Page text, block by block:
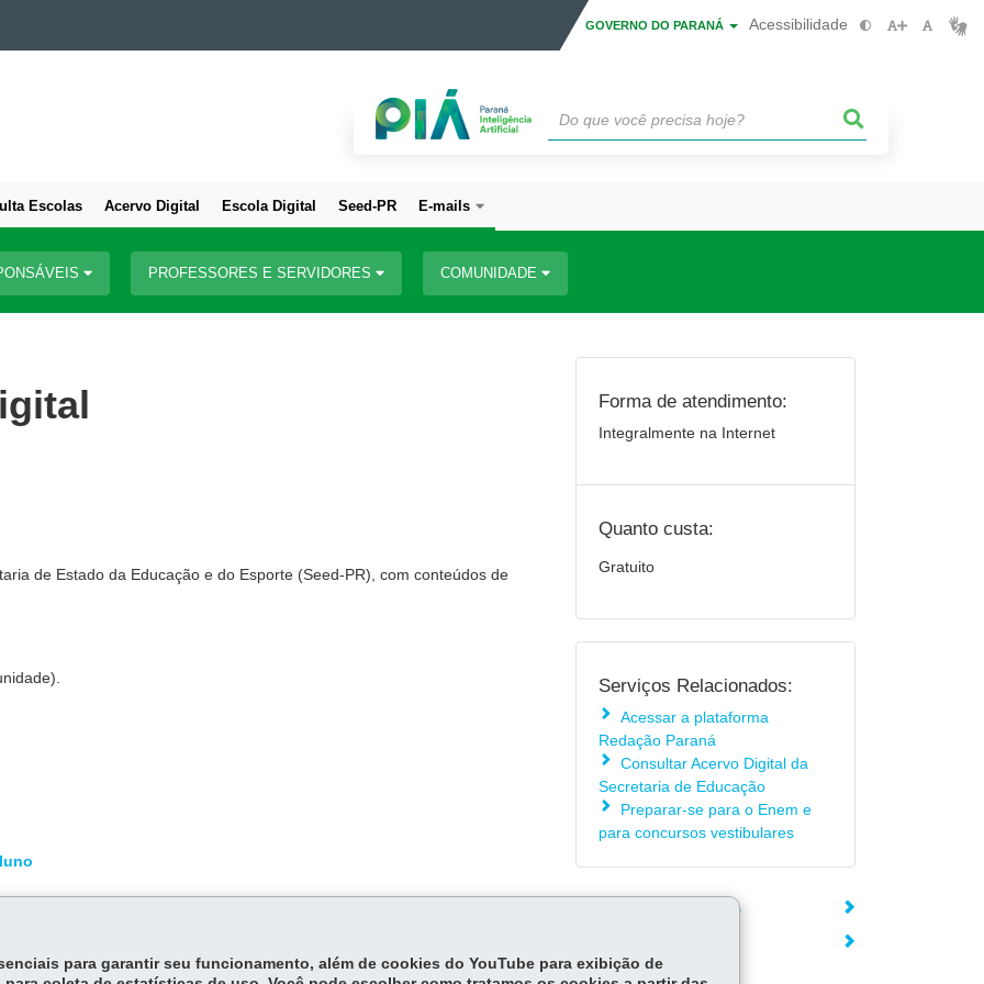
GOVERNO DO PARANÁ Acessibilidade
Escolas Acervo Digital Escola Digital Seed-PR E-mails
PROFESSORES E SERVIDORES COMUNIDADE
de Estado da Educação e do Esporte (Seed-PR), com conteúdos de
Forma de atendimento:
Integralmente na Internet
Quanto custa:
Gratuito
Serviços Relacionados:
Acessar a plataforma
Redação Paraná
Consultar Acervo Digital da
Secretaria de Educação
Preparar-se para o Enem e
para concursos vestibulares
ÓRGÃO RESPONSÁVEL
para garantir seu funcionamento, além de cookies do YouTube para exibição de